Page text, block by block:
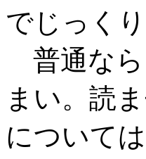
でじっく
普通なら
まい。読
について